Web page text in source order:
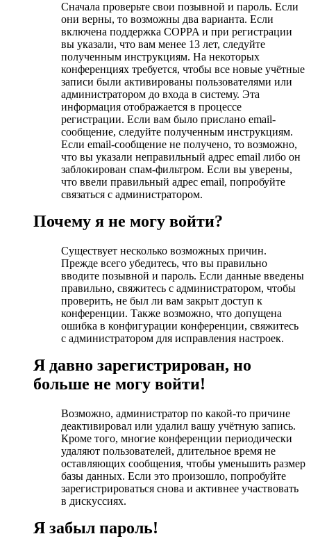
Сначала проверьте свои позывной и пароль. Если
они верны, то возможны два варианта. Если
включена поддержка COPPA и при регистрации
вы указали, что вам менее 13 лет, следуйте
полученным инструкциям. На некоторых
конференциях требуется, чтобы все новые учётные
записи были активированы пользователями или
администратором до входа в систему. Эта
информация отображается в процессе
регистрации. Если вам было прислано email-
сообщение, следуйте полученным инструкциям.
Если email-сообщение не получено, то возможно,
что вы указали неправильный адрес email либо он
заблокирован спам-фильтром. Если вы уверены,
что ввели правильный адрес email, попробуйте
связаться с администратором.
Почему я не могу войти?
Существует несколько возможных причин.
Прежде всего убедитесь, что вы правильно
вводите позывной и пароль. Если данные введены
правильно, свяжитесь с администратором, чтобы
проверить, не был ли вам закрыт доступ к
конференции. Также возможно, что допущена
ошибка в конфигурации конференции, свяжитесь
с администратором для исправления настроек.
Я давно зарегистрирован, но
больше не могу войти!
Возможно, администратор по какой-то причине
деактивировал или удалил вашу учётную запись.
Кроме того, многие конференции периодически
удаляют пользователей, длительное время не
оставляющих сообщения, чтобы уменьшить размер
базы данных. Если это произошло, попробуйте
зарегистрироваться снова и активнее участвовать
в дискуссиях.
Я забыл пароль!